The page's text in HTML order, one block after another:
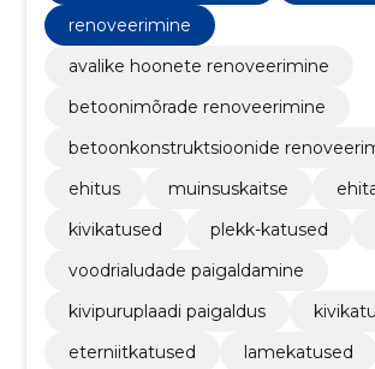
renoveerimine
avalike hoonete renoveerimine
betoonimõrade renoveerimine
betoonkonstruktsioonide
ehitus
muinsuskaitse
kivikatused
plekk-katused
voodrialudade paigaldamine
kivipuruplaadi paigaldus
eterniitkatused
lamekatused